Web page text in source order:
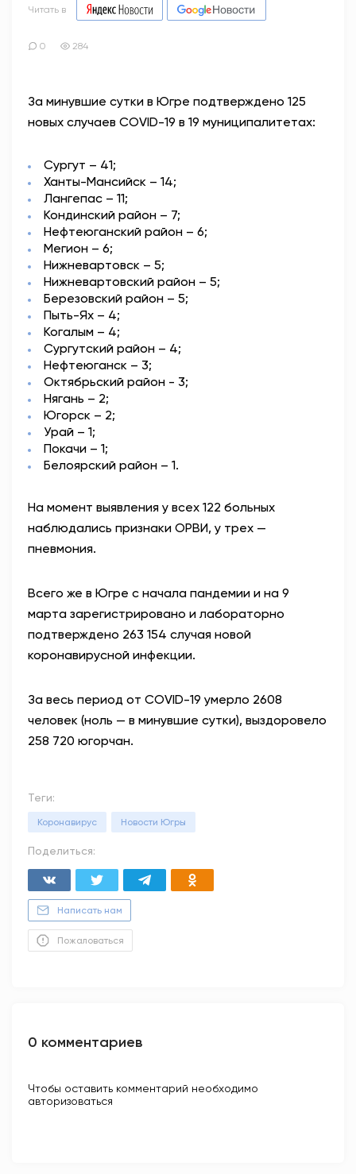
Читать в
0 284
За минувшие сутки в Югре подтверждено 125
новых случаев COVID-19 в 19 муниципалитетах:
Сургут – 41;
Ханты-Мансийск – 14;
Лангепас – 11;
Кондинский район – 7;
Нефтеюганский район – 6;
Мегион – 6;
Нижневартовск – 5;
Нижневартовский район – 5;
Березовский район – 5;
Пыть-Ях – 4;
Когалым – 4;
Сургутский район – 4;
Нефтеюганск – 3;
Октябрьский район - 3;
Нягань – 2;
Югорск – 2;
Урай – 1;
Покачи – 1;
Белоярский район – 1.
На момент выявления у всех 122 больных
наблюдались признаки ОРВИ, у трех —
пневмония.
Всего же в Югре с начала пандемии и на 9
марта зарегистрировано и лабораторно
подтверждено 263 154 случая новой
коронавирусной инфекции.
За весь период от COVID-19 умерло 2608
человек (ноль — в минувшие сутки), выздоровело
258 720 югорчан.
Теги:
Коронавирус Новости Югры
Поделиться:
Написать нам
Пожаловаться
0 комментариев
Чтобы оставить комментарий необходимо
авторизоваться